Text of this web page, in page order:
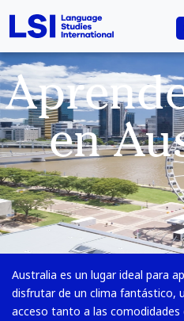
en
Australia es un lugar ideal para
disfrutar de un clima fantástico,
acceso tanto a las comodidades